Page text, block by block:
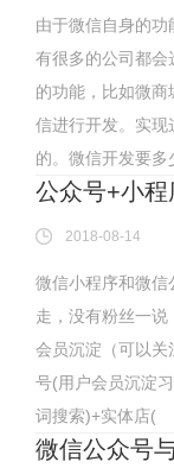
由于微信自身的
有很多的公司都
的功能，比如微
信进行开发。实
的。微信开发要多
公众号+小
2018-08-14
微信小程序和微信
走，没有粉丝一说
会员沉淀（可以
号(用户会员沉淀
词搜索)+实体店(
微信公众号